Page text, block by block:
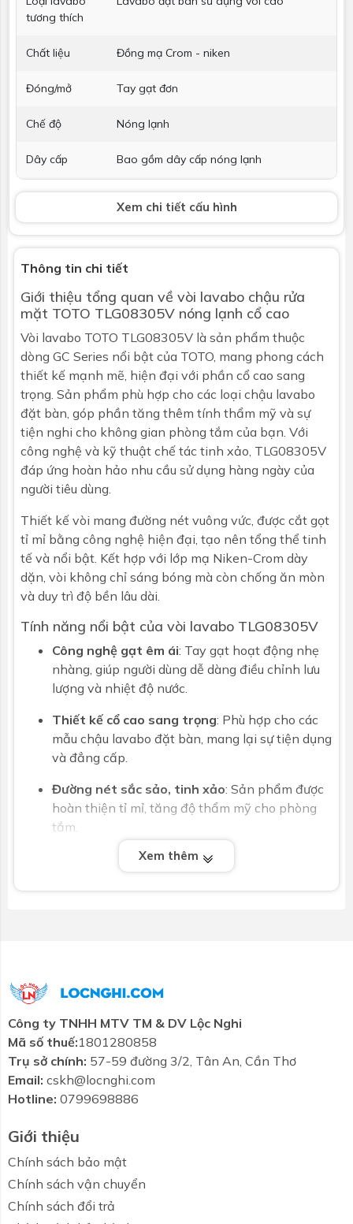
tương thích
Chất liệu Đồng mạ Crom - niken
Đóng/mở Tay gạt đơn
Chế độ Nóng lạnh
Dây cấp Bao gồm dây cấp nóng lạnh
Bộ xả
Ống xả thẳng (không bao gồm ống thải
chữ P)
Phụ kiện kèm
theo
Phụ kiện lắp đặt
Kích thước Xem trong bản vẽ kỹ thuật
Bảo hành Nhấp để xem chính sách bảo hành
Xem chi tiết cấu hình
Thông tin chi tiết
Giới thiệu tổng quan về vòi lavabo chậu rửa
mặt TOTO TLG08305V nóng lạnh cổ cao
Vòi lavabo TOTO TLG08305V là sản phẩm thuộc
dòng GC Series nổi bật của TOTO, mang phong cách
thiết kế mạnh mẽ, hiện đại với phần cổ cao sang
trọng. Sản phẩm phù hợp cho các loại chậu lavabo
đặt bàn, góp phần tăng thêm tính thẩm mỹ và sự
tiện nghi cho không gian phòng tắm của bạn. Với
công nghệ và kỹ thuật chế tác tinh xảo, TLG08305V
đáp ứng hoàn hảo nhu cầu sử dụng hàng ngày của
người tiêu dùng.
Thiết kế vòi mang đường nét vuông vức, được cắt gọt
tỉ mỉ bằng công nghệ hiện đại, tạo nên tổng thể tinh
tế và nổi bật. Kết hợp với lớp mạ Niken-Crom dày
dặn, vòi không chỉ sáng bóng mà còn chống ăn mòn
và duy trì độ bền lâu dài.
Tính năng nổi bật của vòi lavabo TLG08305V
Công nghệ gạt êm ái: Tay gạt hoạt động nhẹ
nhàng, giúp người dùng dễ dàng điều chỉnh lưu
lượng và nhiệt độ nước.
Thiết kế cổ cao sang trọng: Phù hợp cho các
mẫu chậu lavabo đặt bàn, mang lại sự tiện dụng
và đẳng cấp.
Đường nét sắc sảo, tinh xảo: Sản phẩm được
hoàn thiện tỉ mỉ, tăng độ thẩm mỹ cho phòng
tắm.
Lớp mạ Niken-Crom dày gấp 3 lần
mòn, giữ bề mặt luôn sáng đẹp và dễ vệ sinh.
Áp lực nước sử dụng
Vật liệu : Đồng mạ Niken-Crom
Loại: Tay gạt đơn
Chế độ nước: Nóng và lạnh
Xuất xứ : Việt Nam
Bảo hành: 2 năm
Xem thêm
Công ty TNHH MTV TM & DV Lộc Nghi
Mã số thuế:1801280858
Trụ sở chính: 57-59 đường 3/2, Tân An, Cần Thơ
Email: cskh@locnghi.com
Hotline: 0799698886
Giới thiệu
Chính sách bảo mật
Chính sách vận chuyển
Chính sách đổi trả